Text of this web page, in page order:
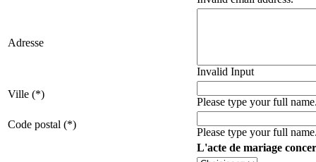
Adresse
Invalid Input
Ville (*)
Please type your full
Code postal (*)
Please type your full
L'acte de mariage